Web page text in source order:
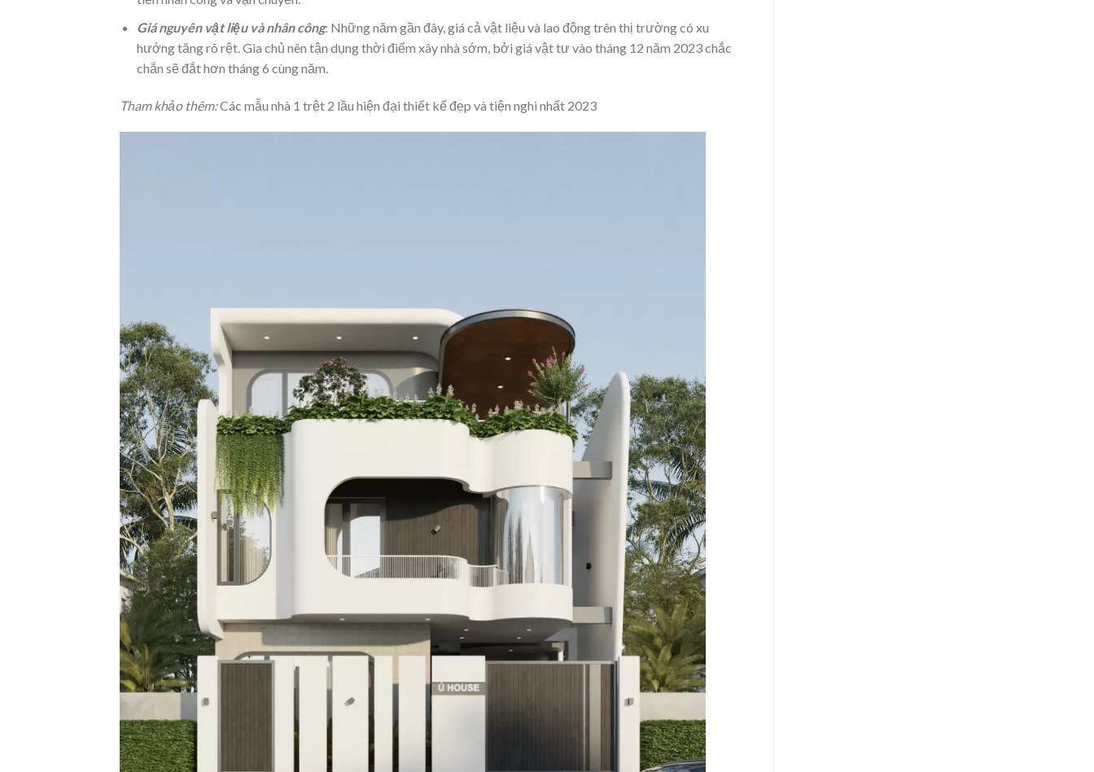
Giá nguyên vật liệu và nhân công: Những năm gần đây, giá cả vật liệu và lao động trên thị trường có xu
hướng tăng rõ rệt. Gia chủ nên tận dụng thời điểm xây nhà sớm, bởi giá vật tư vào tháng 12 năm 2023 chắc
chắn sẽ đắt hơn tháng 6 cùng năm.
Tham khảo thêm:Các mẫu nhà 1 trệt 2 lầu hiện đại thiết kế đẹp và tiện nghi nhất 2023